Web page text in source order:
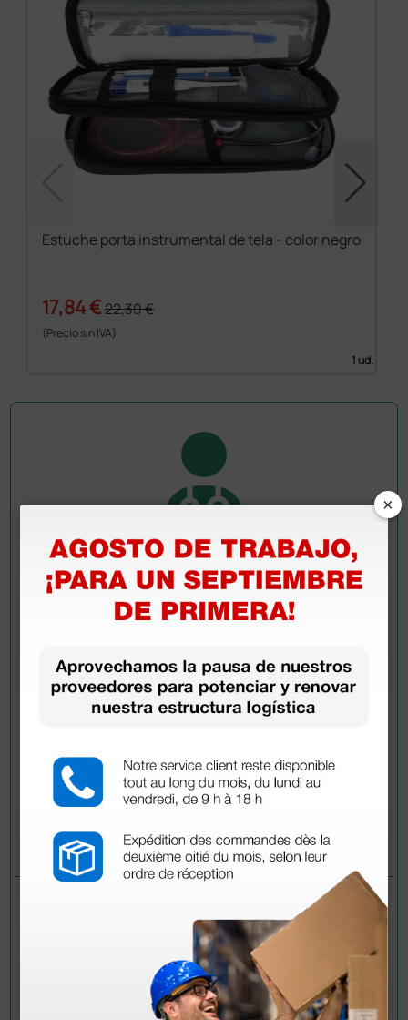
Estuche porta instrumental de tela - color negro
17,84 €22,30 €
(Precio sin IVA)
1 ud.
Pregúntale a un colega
¿Todavía tienes alguna duda? ¿Necesitas más
información?
han adquirido este producto.
PREGUNTAS/RESPUESTAS
Se puede marcar poner nombre…
×